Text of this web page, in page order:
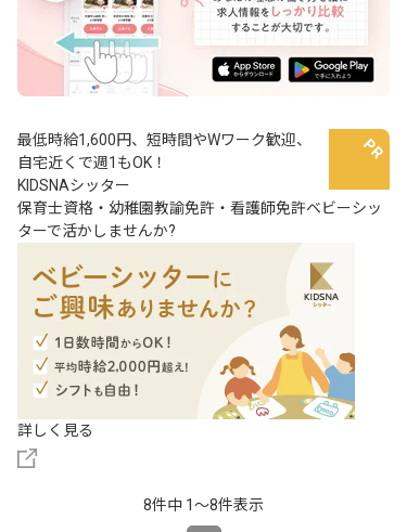
最低時給1,600円、短時間やWワーク歓迎、
自宅近くで週1もOK！
KIDSNAシッター
保育士資格・幼稚園教諭免許・看護師免許ベビーシッ
ターで活かしませんか?
詳しく見る
8件中 1〜8件表示